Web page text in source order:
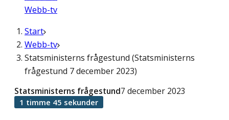
Webb-tv
Start
Webb-tv
Statsministerns frågestund (Statsministerns
frågestund 7 december 2023)
Statsministerns frågestund7 december 2023
1 timme 45 sekunder